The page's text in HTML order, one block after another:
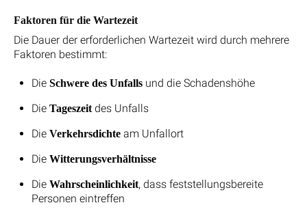
Faktoren für die Wartezeit
Die Dauer der erforderlichen Wartezeit wird durch mehrere
Faktoren bestimmt:
Die Schwere des Unfallsund die Schadenshöhe
Die Tageszeitdes Unfalls
Die Verkehrsdichteam Unfallort
Die Witterungsverhältnisse
Die Wahrscheinlichkeit, dass feststellungsbereite
Personen eintreffen